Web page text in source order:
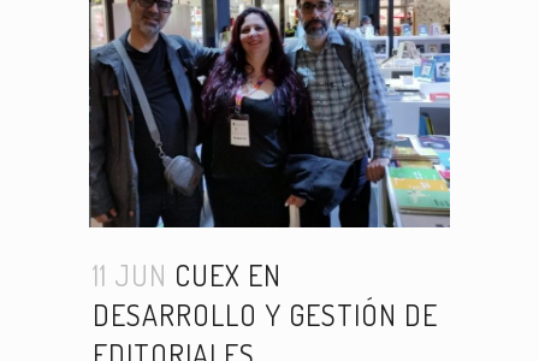
11 JUN CUEX EN
DESARROLLO Y GESTIÓN DE